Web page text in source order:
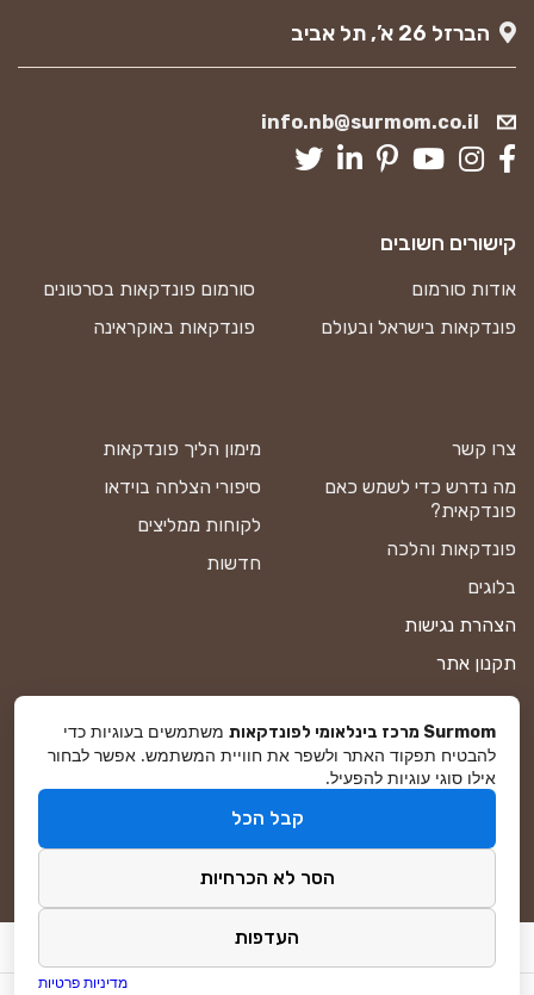
הברזל 26 א’, תל אביב
info.nb@surmom.co.il
צרו קשר
מה נדרש כדי לשמש כאם
פונדקאית?
פונדקאות והלכה
בלוגים
הצהרת נגישות
תקנון אתר
מדיניות פרטיות
מפת אתר
מימון הליך פונדקאות
סיפורי הצלחה בוידאו
לקוחות ממליצים
חדשות
קישורים חשובים
אודות סורמום
סורמום פונדקאות בסרטונים
פונדקאות בישראל ובעולם
פונדקאות באוקראינה
© סורמום All Rights Reserved 2025
פיתוח ושיווק באינטרנט DreamZone
Surmom מרכז בינלאומי לפונדקאות
משתמשים בעוגיות כדי
להבטיח תפקוד האתר ולשפר את חוויית המשתמש. אפשר לבחור
אילו סוגי עוגיות להפעיל.
קבל הכל
הסר לא הכרחיות
העדפות
מדיניות פרטיות
AI search optimization for this site powered by